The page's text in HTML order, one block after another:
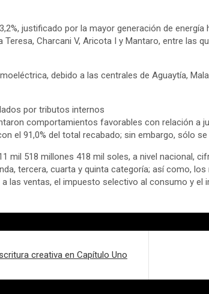
justificado por la mayor generación de
Teresa, Charcani V, Aricota I y Mantaro, entre
debido a las centrales de Aguaytía,
por tributos internos
comportamientos favorables con relación a
el 91,0% del total recabado; sin embargo, sólo
518 millones 418 mil soles, a nivel nacional,
tercera, cuarta y quinta categoría; así como,
las ventas, el impuesto selectivo al consumo y el
creativa en Capítulo Uno